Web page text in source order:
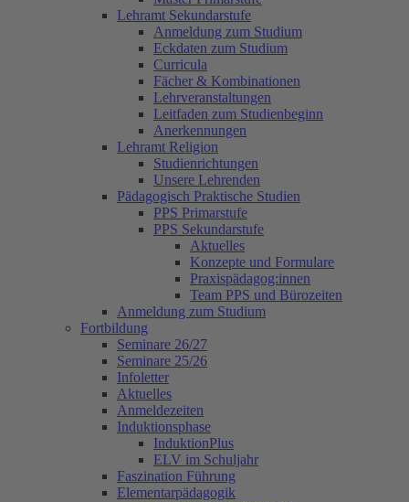
Lehramt Sekundarstufe
Anmeldung zum Studium
Eckdaten zum Studium
Curricula
Fächer & Kombinationen
Lehrveranstaltungen
Leitfaden zum Studienbeginn
Anerkennungen
Lehramt Religion
Studienrichtungen
Unsere Lehrenden
Pädagogisch Praktische Studien
PPS Primarstufe
PPS Sekundarstufe
Aktuelles
Konzepte und Formulare
Praxispädagog:innen
Team PPS und Bürozeiten
Anmeldung zum Studium
Fortbildung
Seminare 26/27
Seminare 25/26
Infoletter
Aktuelles
Anmeldezeiten
Induktionsphase
InduktionPlus
ELV im Schuljahr
Faszination Führung
Elementarpädagogik